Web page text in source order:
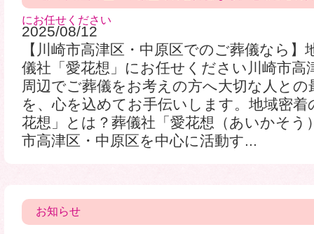
にお任せください
2025/08/12
【川崎市高津区・中原区でのご葬儀なら】
儀社「愛花想」にお任せください川崎市高
周辺でご葬儀をお考えの方へ大切な人との
を、心を込めてお手伝いします。地域密着
花想」とは？葬儀社「愛花想（あいかそう
市高津区・中原区を中心に活動す...
お知らせ